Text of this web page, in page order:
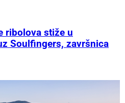
ribolova stiže u
Soulfingers, završnica